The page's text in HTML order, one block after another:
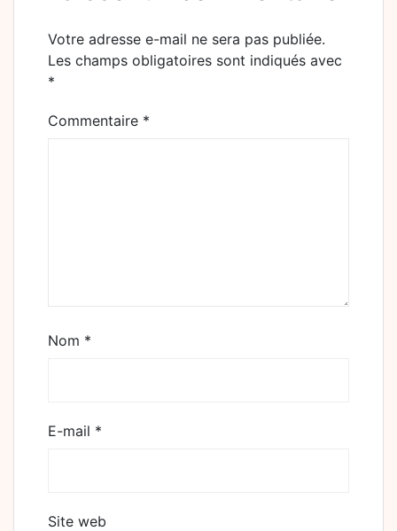
Votre adresse e-mail ne sera pas publiée.
Les champs obligatoires sont indiqués avec
*
Commentaire *
Nom *
E-mail *
Site web